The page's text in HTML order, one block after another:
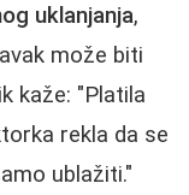
uklanjanja,
može biti
kaže: "Platila
rekla da se
ublažiti."